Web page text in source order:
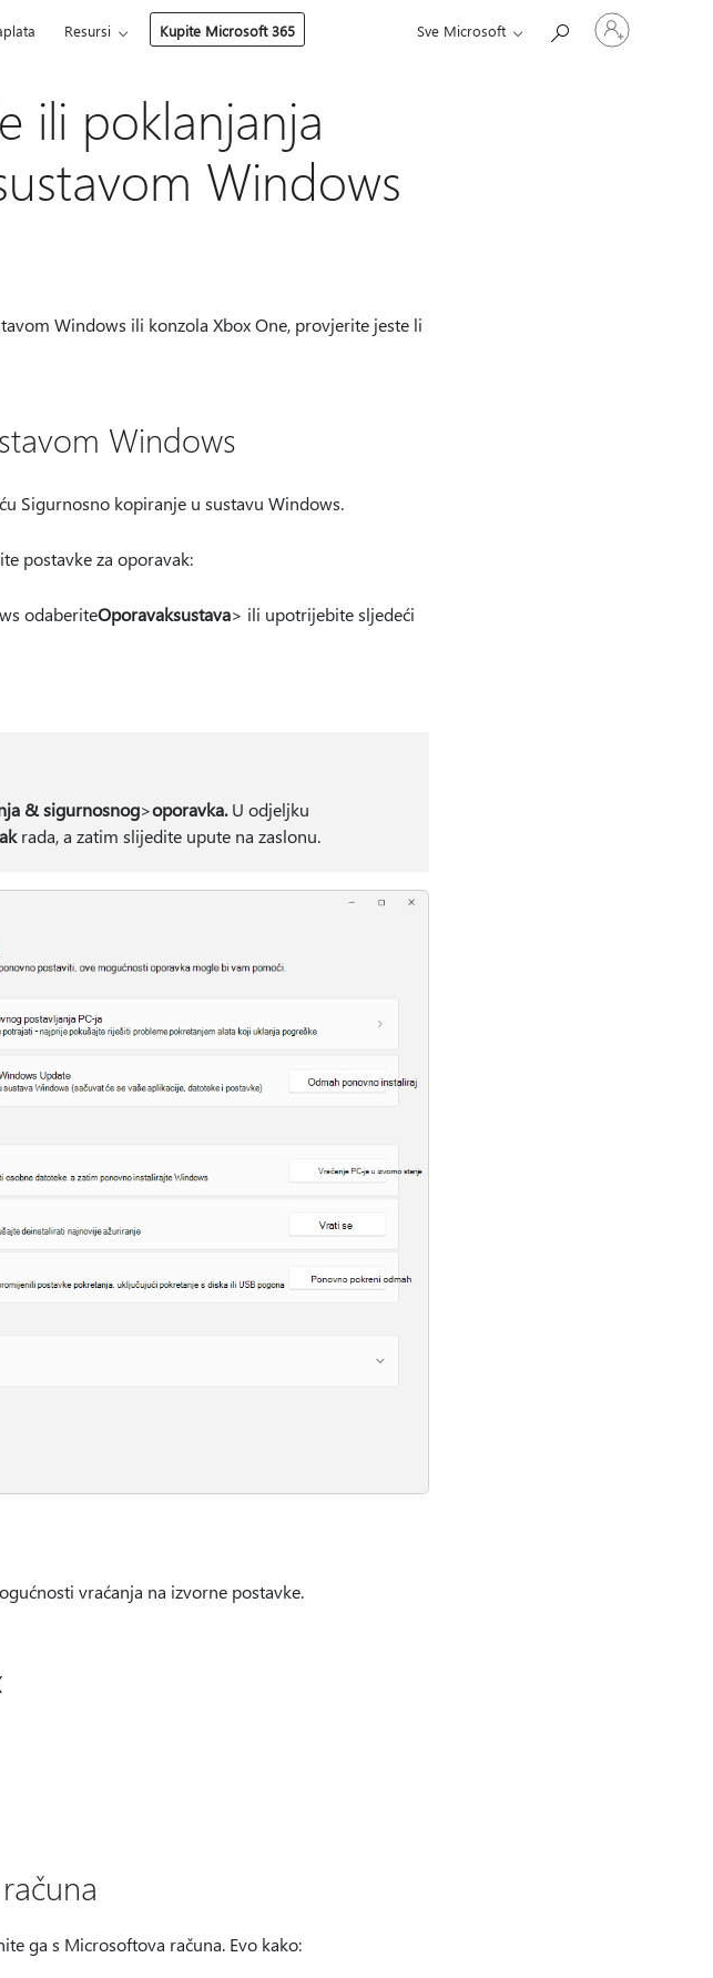
Resursi Kupite Microsoft 365 Sve Microsoft
Prijavite
se
ili poklanjanja
Windows
Windows ili konzola Xbox One, provjerite jeste li
Windows
Sigurnosno kopiranje u sustavu Windows.
postavke za oporavak:
odaberiteOporavaksustava> ili upotrijebite sljedeći
& sigurnosnog>oporavka.U odjeljku
rada, a zatim slijedite upute na zaslonu.
vraćanja na izvorne postavke.
ga s Microsoftova računa. Evo kako: